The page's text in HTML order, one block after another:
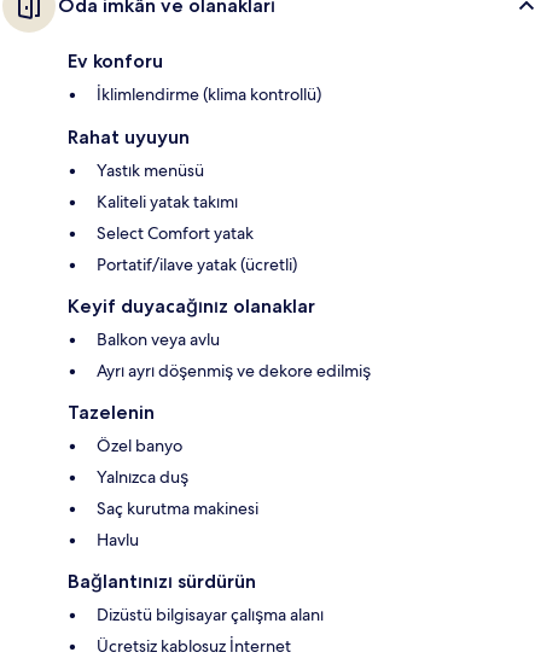
Oda imkân ve olanakları
Ev konforu
İklimlendirme (klima kontrollü)
Rahat uyuyun
Yastık menüsü
Kaliteli yatak takımı
Select Comfort yatak
Portatif/ilave yatak (ücretli)
Keyif duyacağınız olanaklar
Balkon veya avlu
Ayrı ayrı döşenmiş ve dekore edilmiş
Tazelenin
Özel banyo
Yalnızca duş
Saç kurutma makinesi
Havlu
Bağlantınızı sürdürün
Dizüstü bilgisayar çalışma alanı
Ücretsiz kablosuz İnternet